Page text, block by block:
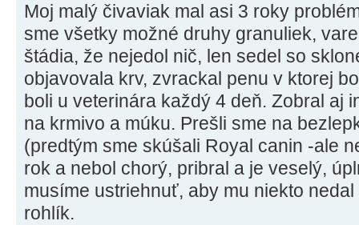
Moj malý čivaviak mal asi 3 roky
sme všetky možné druhy granuliek,
štádia, že nejedol nič, len sedel so
objavovala krv, zvrackal penu v ktorej
boli u veterinára každý 4 deň. Zobral aj
na krmivo a múku. Prešli sme na
(predtým sme skúšali Royal canin -ale
rok a nebol chorý, pribral a je veselý,
musíme ustriehnuť, aby mu niekto
rohlík.